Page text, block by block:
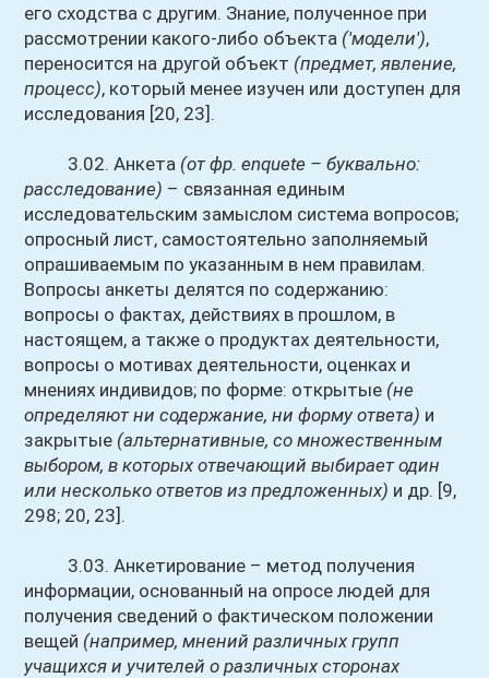
его сходства с другим. Знание, полученное при
рассмотрении какого-либо объекта ('модели'),
переносится на другой объект (предмет, явление,
процесс), который менее изучен или доступен для
исследования [20, 23].
3.02. Анкета (от фр. еnquete – буквально:
расследование) – связанная единым
исследовательским замыслом система вопросов;
опросный лист, самостоятельно заполняемый
опрашиваемым по указанным в нем правилам.
Вопросы анкеты делятся по содержанию:
вопросы о фактах, действиях в прошлом, в
настоящем, а также о продуктах деятельности,
вопросы о мотивах деятельности, оценках и
мнениях индивидов; по форме: открытые (не
определяют ни содержание, ни форму ответа) и
закрытые (альтернативные, со множественным
выбором, в которых отвечающий выбирает один
или несколько ответов из предложенных) и др. [9,
298; 20, 23].
3.03. Анкетирование – метод получения
информации, основанный на опросе людей для
получения сведений о фактическом положении
вещей (например, мнений различных групп
учащихся и учителей о различных сторонах